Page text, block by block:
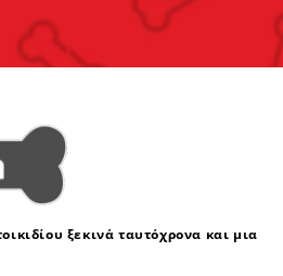
ξεκινά ταυτόχρονα και μια